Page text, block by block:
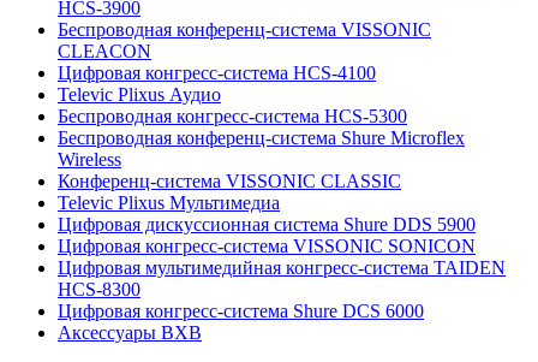
HCS-3900
Беспроводная конференц-система VISSONIC
CLEACON
Цифровая конгресс-система HCS-4100
Televic Plixus Аудио
Беспроводная конгресс-система HCS-5300
Беспроводная конференц-система Shure Microflex
Wireless
Конференц-система VISSONIC CLASSIC
Televic Plixus Мультимедиа
Цифровая дискуссионная система Shure DDS 5900
Цифровая конгресс-система VISSONIC SONICON
Цифровая мультимедийная конгресс-система TAIDEN
HCS-8300
Цифровая конгресс-система Shure DCS 6000
Аксессуары BXB